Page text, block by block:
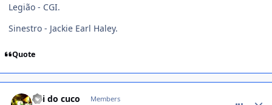
Legião - CGI.
Sinestro - Jackie Earl Haley.
Quote
Rei do cuco Members